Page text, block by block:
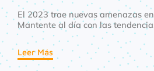
El 2023 trae nuevas amenazas
Mantente al día con las
la integridad de tus datos y cómo
Leer Más